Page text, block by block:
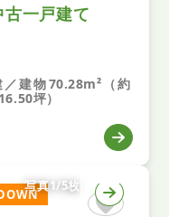
一戸建て
建物70.28m²（約
坪）
写真1/5枚